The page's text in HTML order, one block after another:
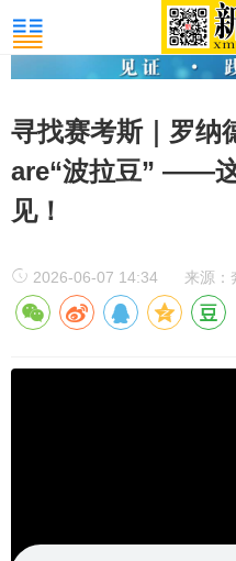
寻找赛考斯｜罗纳
are“波拉豆” ——
见！
2026-06-07 14:34
来源：